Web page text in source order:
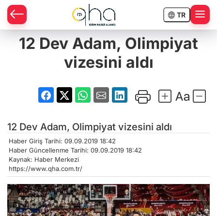
TR
12 Dev Adam, Olimpiyat
vizesini aldı
12 Dev Adam, Olimpiyat vizesini aldı
Haber Giriş Tarihi: 09.09.2019 18:42
Haber Güncellenme Tarihi: 09.09.2019 18:42
Kaynak: Haber Merkezi
https://www.qha.com.tr/